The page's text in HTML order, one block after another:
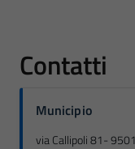
Contatti
Municipio
via Callipoli 81-